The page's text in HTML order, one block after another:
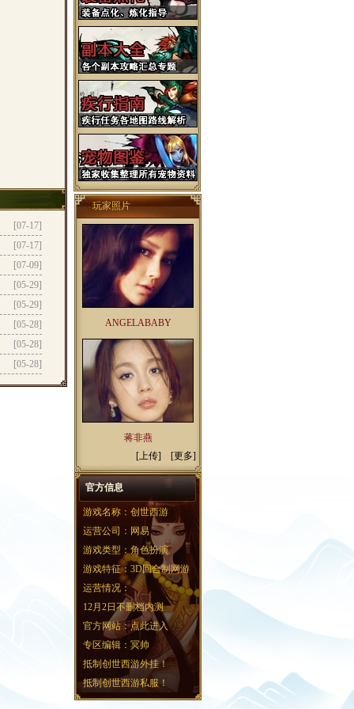
[07-17]
[07-17]
[07-09]
[05-29]
[05-29]
[05-28]
[05-28]
[05-28]
玩家照片
ANGELABABY
蒋非燕
[上传] [更多]
官方信息
游戏名称：创世西游
运营公司：网易
游戏类型：角色扮演
游戏特征：3D回合制网游
运营情况：
12月2日不删档内测
官方网站：点此进入
专区编辑：冥帅
抵制创世西游外挂！
抵制创世西游私服！